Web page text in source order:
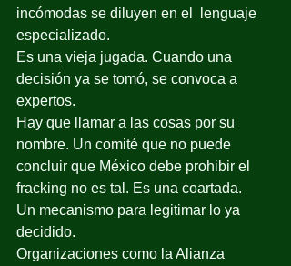
incómodas se diluyen en el  lenguaje
especializado.
Es una vieja jugada. Cuando una
decisión ya se tomó, se convoca a
expertos.
Hay que llamar a las cosas por su
nombre. Un comité que no puede
concluir que México debe prohibir el
fracking no es tal. Es una coartada.
Un mecanismo para legitimar lo ya
decidido.
Organizaciones como la Alianza